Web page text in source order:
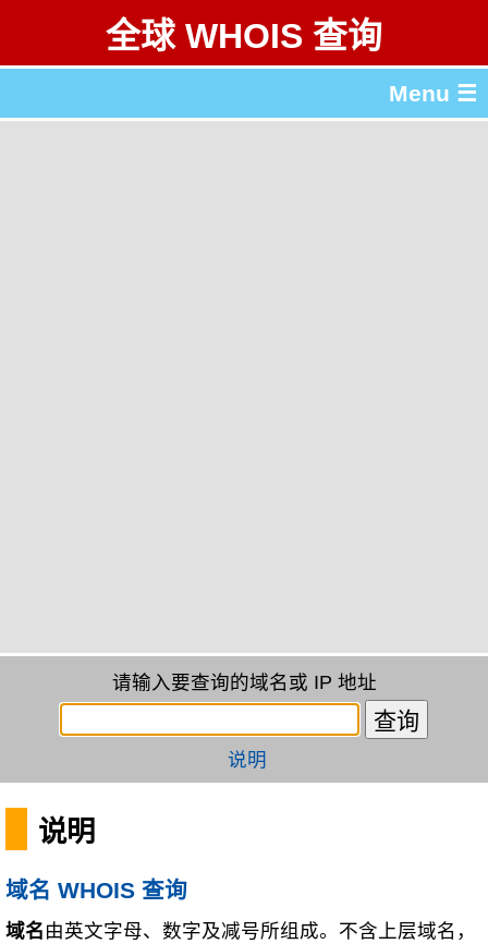
全球 WHOIS 查询
Menu ☰
请输入要查询的域名或 IP 地址
说明
说明
域名 WHOIS 查询
域名 由英文字母、数字及减号所组成。不含上层域名，